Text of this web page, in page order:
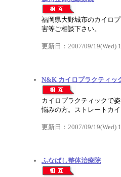
福岡県大野城市のカイロ
害等ご相談下さい。
更新日：2007/09/19(Wed)
N&K カイロプラクティッ
カイロプラクティックで
悩みの方。ストレートカイ
更新日：2007/09/19(Wed)
ふなばし整体治療院